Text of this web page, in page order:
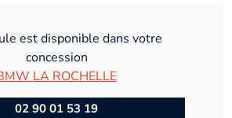
est disponible dans votre
concession
LA ROCHELLE
02 90 01 53 19